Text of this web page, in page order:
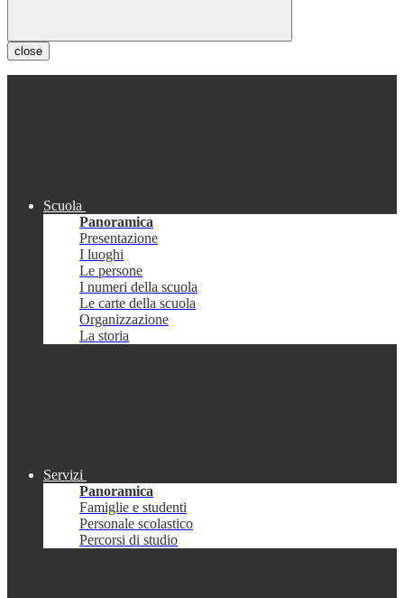
close
Scuola
Panoramica
Presentazione
I luoghi
Le persone
I numeri della scuola
Le carte della scuola
Organizzazione
La storia
Servizi
Panoramica
Famiglie e studenti
Personale scolastico
Percorsi di studio